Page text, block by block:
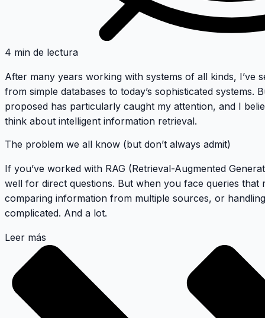
4 min de lectura
After many years working with systems of all kinds, I’ve
from simple databases to today’s sophisticated systems.
proposed has particularly caught my attention, and I
think about intelligent information retrieval.
The problem we all know (but don’t always admit)
If you’ve worked with RAG (Retrieval-Augmented
well for direct questions. But when you face queries that
comparing information from multiple sources, or
complicated. And a lot.
Leer más